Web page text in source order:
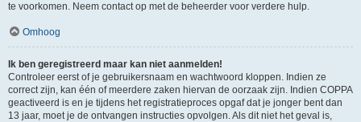
te voorkomen. Neem contact op met de beheerder voor verdere hulp.
Omhoog
Ik ben geregistreerd maar kan niet aanmelden!
Controleer eerst of je gebruikersnaam en wachtwoord kloppen. Indien ze
correct zijn, kan één of meerdere zaken hiervan de oorzaak zijn. Indien COPPA
geactiveerd is en je tijdens het registratieproces opgaf dat je jonger bent dan
13 jaar, moet je de ontvangen instructies opvolgen. Als dit niet het geval is,